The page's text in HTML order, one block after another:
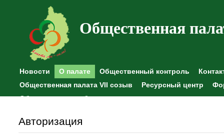
Общественная
Новости О палате Общественный контроль
Общественная палата VII созыв
Ресурсный центр
Общественные наблюдения
Авторизация